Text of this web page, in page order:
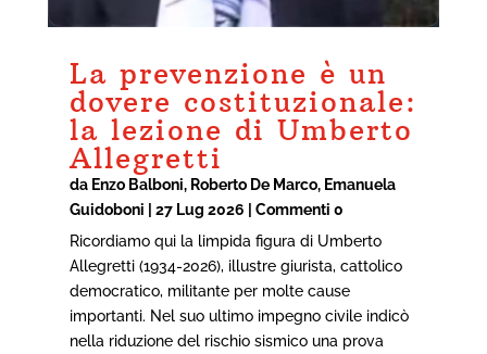
La prevenzione è un
dovere costituzionale:
la lezione di Umberto
Allegretti
da Enzo Balboni, Roberto De Marco, Emanuela
Guidoboni
27 Lug 2026 | Commenti 0
Ricordiamo qui la limpida figura di Umberto
Allegretti (1934-2026), illustre giurista, cattolico
democratico, militante per molte cause
importanti. Nel suo ultimo impegno civile indicò
nella riduzione del rischio sismico una prova